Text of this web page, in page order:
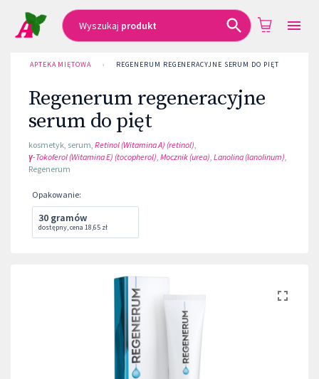
Wyszukaj produkt
APTEKA MIĘTOWA › REGENERUM REGENERACYJNE SERUM DO PIĘT
Regenerum regeneracyjne
serum do pięt
kosmetyk, serum, Retinol (Witamina A) (retinol),
γ-Tokoferol (Witamina E) (tocopherol), Mocznik (urea), Lanolina (lanolinum),
Regenerum
Opakowanie:
30 gramów
dostępny,cena 18,65 zł